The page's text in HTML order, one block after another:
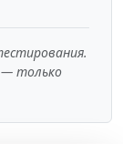
— только